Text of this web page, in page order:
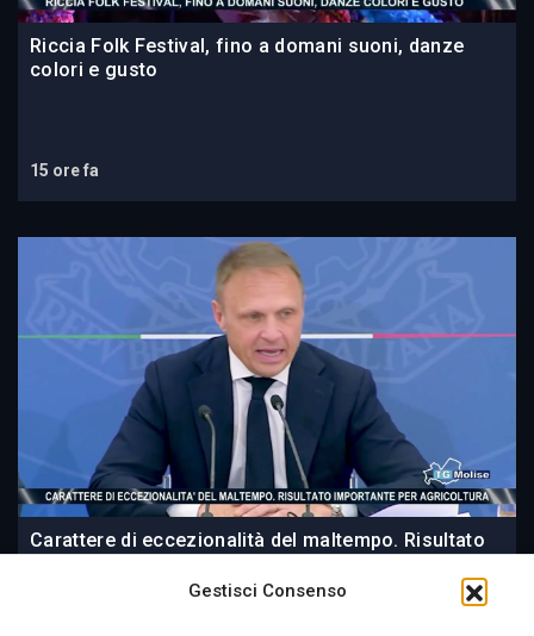
Gestisci Consenso
Riccia Folk Festival, fino a domani suoni, danze
colori e gusto
15 ore fa
Carattere di eccezionalità del maltempo. Risultato